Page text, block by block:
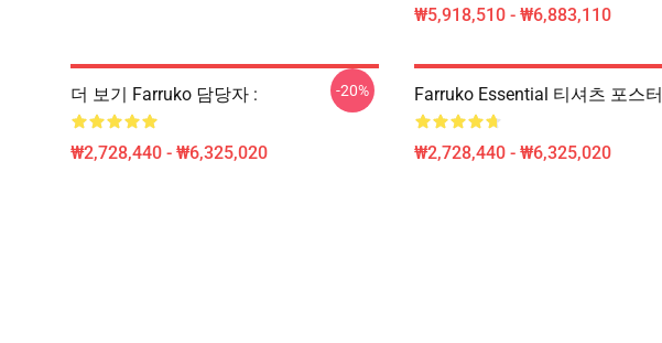
₩5,918,510 - ₩6,883,110
더 보기 Farruko 담당자 :
₩2,728,440 - ₩6,325,020
-20% Farruko Essential 티셔츠 포스터
₩2,728,440 - ₩6,325,020